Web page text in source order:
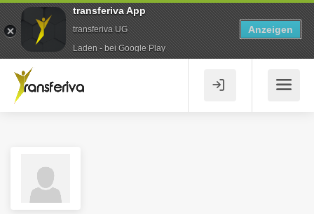
transferiva App
transferiva UG
Laden - bei Google Play
Anzeigen